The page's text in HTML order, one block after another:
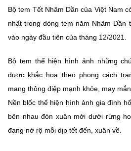
Bộ tem Tết Nhâm Dần của Việt Nam
nhất trong dòng tem năm Nhâm Dần
vào ngày đầu tiên của tháng 12/2021.
Bộ tem thể hiện hình ảnh những
được khắc họa theo phong cách
mang thông điệp mạnh khỏe, may
Nền blốc thể hiện hình ảnh gia đình
bên nhau đón xuân mới dưới rừng
đang nở rộ mỗi dịp tết đến, xuân về.